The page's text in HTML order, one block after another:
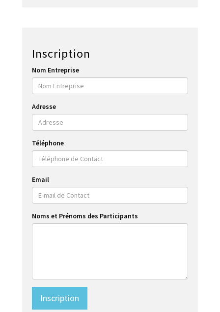
Inscription
Nom Entreprise
Adresse
Téléphone
Email
Noms et Prénoms des Participants
Inscription